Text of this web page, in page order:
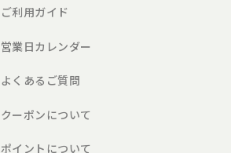
ご利用ガイド
営業日カレンダー
よくあるご質問
クーポンについて
ポイントについて